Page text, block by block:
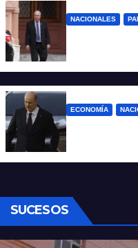
NACIONALES
Milei de
ECONOMÍA
suspendió
SUCESOS